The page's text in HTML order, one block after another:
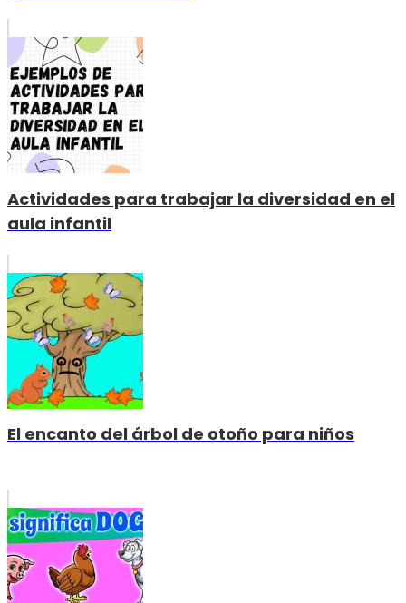
Actividades para trabajar la diversidad en el
aula infantil
El encanto del árbol de otoño para niños